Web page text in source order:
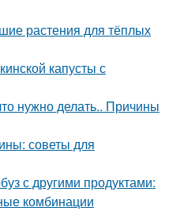
растения для тёплых
капусты с
нужно делать.. Причины
советы для
с другими продуктами:
комбинации